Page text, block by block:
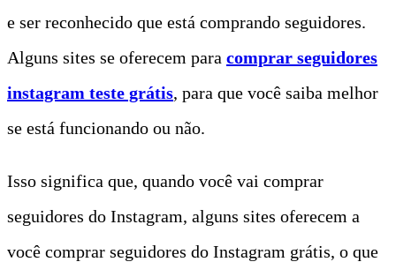
e ser reconhecido que está comprando seguidores.
Alguns sites se oferecem para comprar seguidores
instagram teste grátis, para que você saiba melhor
se está funcionando ou não.
Isso significa que, quando você vai comprar
seguidores do Instagram, alguns sites oferecem a
você comprar seguidores do Instagram grátis, o que